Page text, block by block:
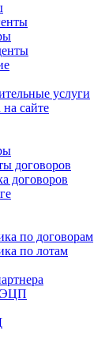
услуги
сайте
договоров
договоров
по договорам
по лотам
ЭЦП